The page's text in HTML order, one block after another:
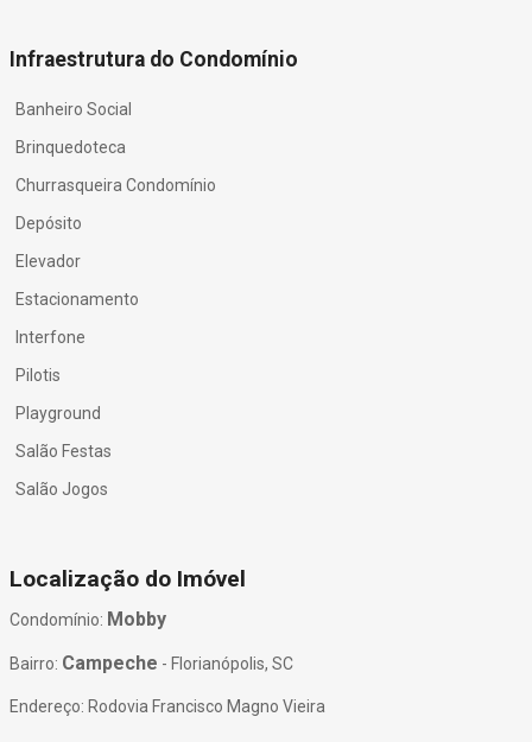
Infraestrutura do Condomínio
Banheiro Social
Brinquedoteca
Churrasqueira Condomínio
Depósito
Elevador
Estacionamento
Interfone
Pilotis
Playground
Salão Festas
Salão Jogos
Localização do Imóvel
Condomínio: Mobby
Bairro: Campeche - Florianópolis, SC
Endereço: Rodovia Francisco Magno Vieira